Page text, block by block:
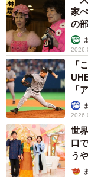
「この日はお昼に
ので、かなり疲れ
え、日ごろから猫
ね」
家
の
「
「
か」
世
口
う
ん】